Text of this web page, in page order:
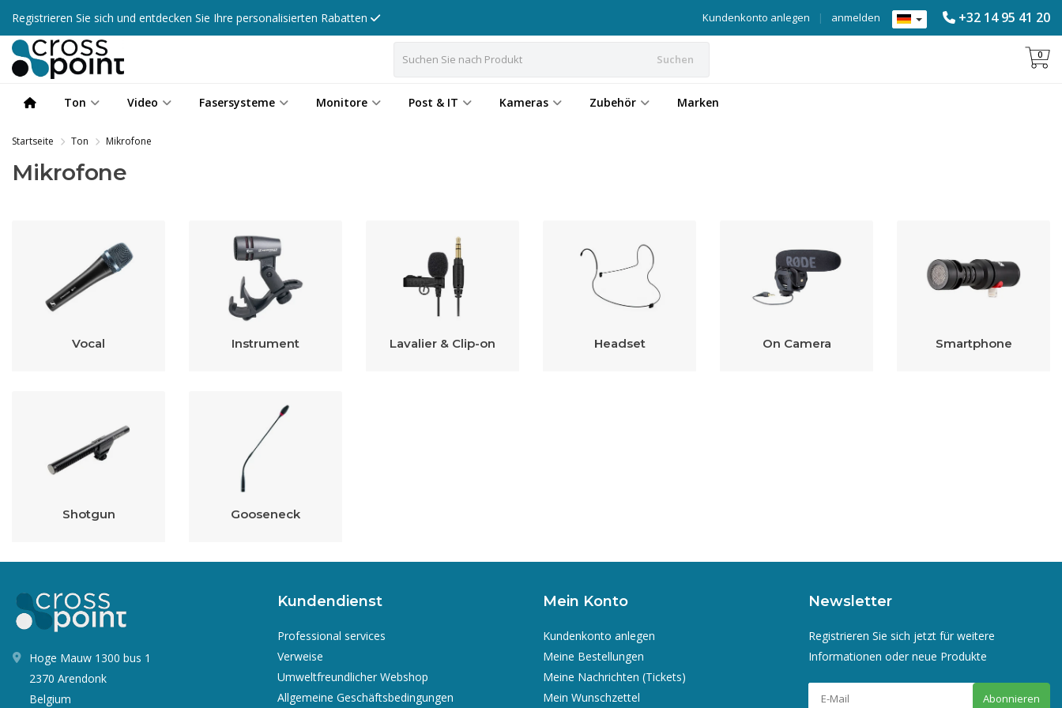
Registrieren Sie sich und entdecken Sie Ihre personalisierten Rabatten +32 14 95 41 20
anmelden
|
Kundenkonto anlegen
Suchen 0
Ton Video Fasersysteme Monitore Post & IT Kameras Zubehör Marken
Startseite Ton Mikrofone
Mikrofone
Vocal Instrument Lavalier & Clip-on Headset On Camera Smartphone
Shotgun Gooseneck
Hoge Mauw 1300 bus 1
2370 Arendonk
Belgium
Kundendienst
Professional services
Verweise
Umweltfreundlicher Webshop
Allgemeine Geschäftsbedingungen
Mein Konto
Kundenkonto anlegen
Meine Bestellungen
Meine Nachrichten (Tickets)
Mein Wunschzettel
Newsletter
Registrieren Sie sich jetzt für weitere
Informationen oder neue Produkte
Abonnieren